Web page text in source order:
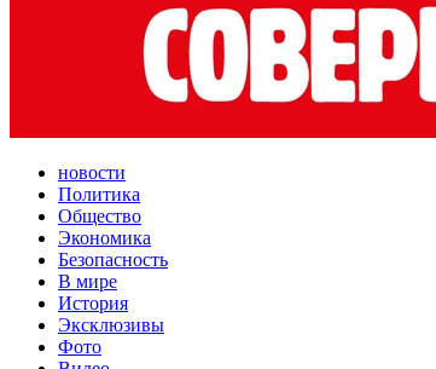
новости
Политика
Общество
Экономика
Безопасность
В мире
История
Эксклюзивы
Фото